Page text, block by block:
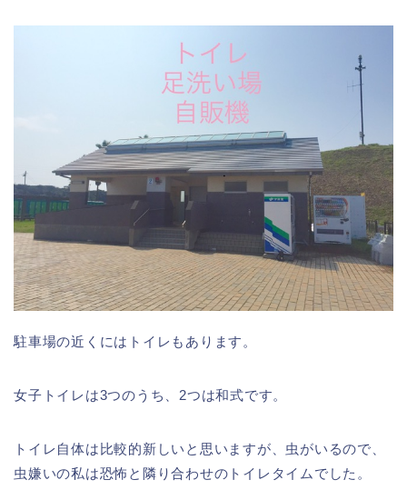
駐車場の近くには トイレもあり ます。
女子トイレは3つのうち、2つは和式です。
トイレ自体は比較的新しいと思いますが、虫がいるので、
虫嫌いの私は恐怖と隣り合わせのトイレタイムでした。